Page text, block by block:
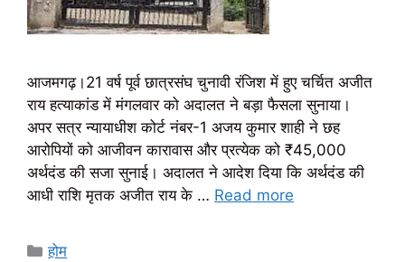
आजमगढ़।21 वर्ष पूर्व छात्रसंघ चुनावी रंजिश में हुए चर्चित अजीत
राय हत्याकांड में मंगलवार को अदालत ने बड़ा फैसला सुनाया।
अपर सत्र न्यायाधीश कोर्ट नंबर-1 अजय कुमार शाही ने छह
आरोपियों को आजीवन कारावास और प्रत्येक को ₹45,000
अर्थदंड की सजा सुनाई। अदालत ने आदेश दिया कि अर्थदंड की
आधी राशि मृतक अजीत राय के … Read more
Categories
होम